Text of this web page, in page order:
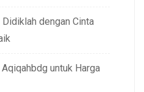
dengan Cinta
untuk Harga